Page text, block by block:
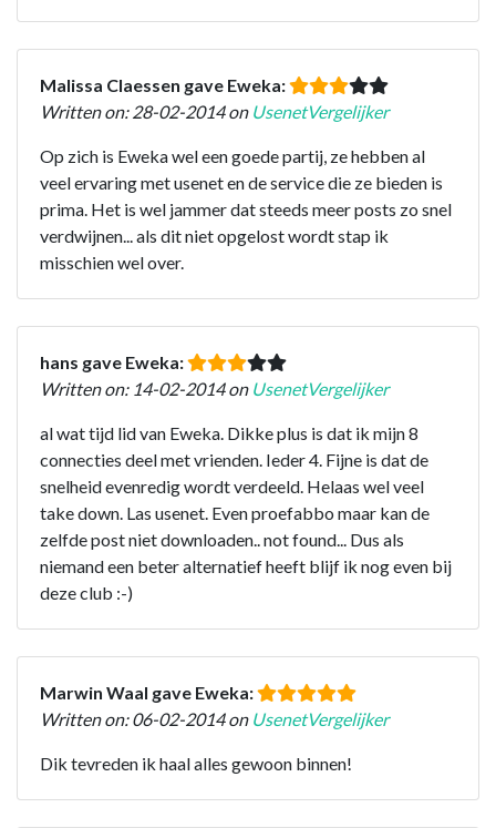
Malissa Claessen gave Eweka:
Written on: 28-02-2014 on UsenetVergelijker
Op zich is Eweka wel een goede partij, ze hebben al
veel ervaring met usenet en de service die ze bieden is
prima. Het is wel jammer dat steeds meer posts zo snel
verdwijnen... als dit niet opgelost wordt stap ik
misschien wel over.
hans gave Eweka:
Written on: 14-02-2014 on UsenetVergelijker
al wat tijd lid van Eweka. Dikke plus is dat ik mijn 8
connecties deel met vrienden. Ieder 4. Fijne is dat de
snelheid evenredig wordt verdeeld. Helaas wel veel
take down. Las usenet. Even proefabbo maar kan de
zelfde post niet downloaden.. not found... Dus als
niemand een beter alternatief heeft blijf ik nog even bij
deze club :-)
Marwin Waal gave Eweka:
Written on: 06-02-2014 on UsenetVergelijker
Dik tevreden ik haal alles gewoon binnen!